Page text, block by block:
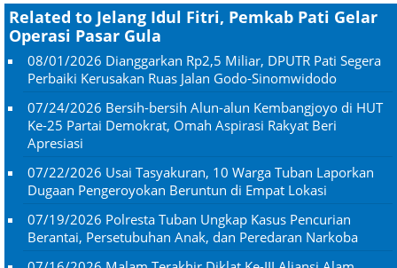
Related to Jelang Idul Fitri, Pemkab Pati Gelar
Operasi Pasar Gula
08/01/2026 Dianggarkan Rp2,5 Miliar, DPUTR Pati Segera
Perbaiki Kerusakan Ruas Jalan Godo-Sinomwidodo
07/24/2026 Bersih-bersih Alun-alun Kembangjoyo di HUT
Ke-25 Partai Demokrat, Omah Aspirasi Rakyat Beri
Apresiasi
07/22/2026 Usai Tasyakuran, 10 Warga Tuban Laporkan
Dugaan Pengeroyokan Beruntun di Empat Lokasi
07/19/2026 Polresta Tuban Ungkap Kasus Pencurian
Berantai, Persetubuhan Anak, dan Peredaran Narkoba